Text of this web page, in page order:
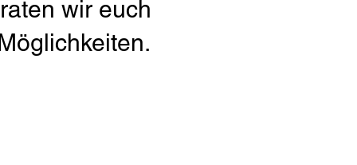
wir euch